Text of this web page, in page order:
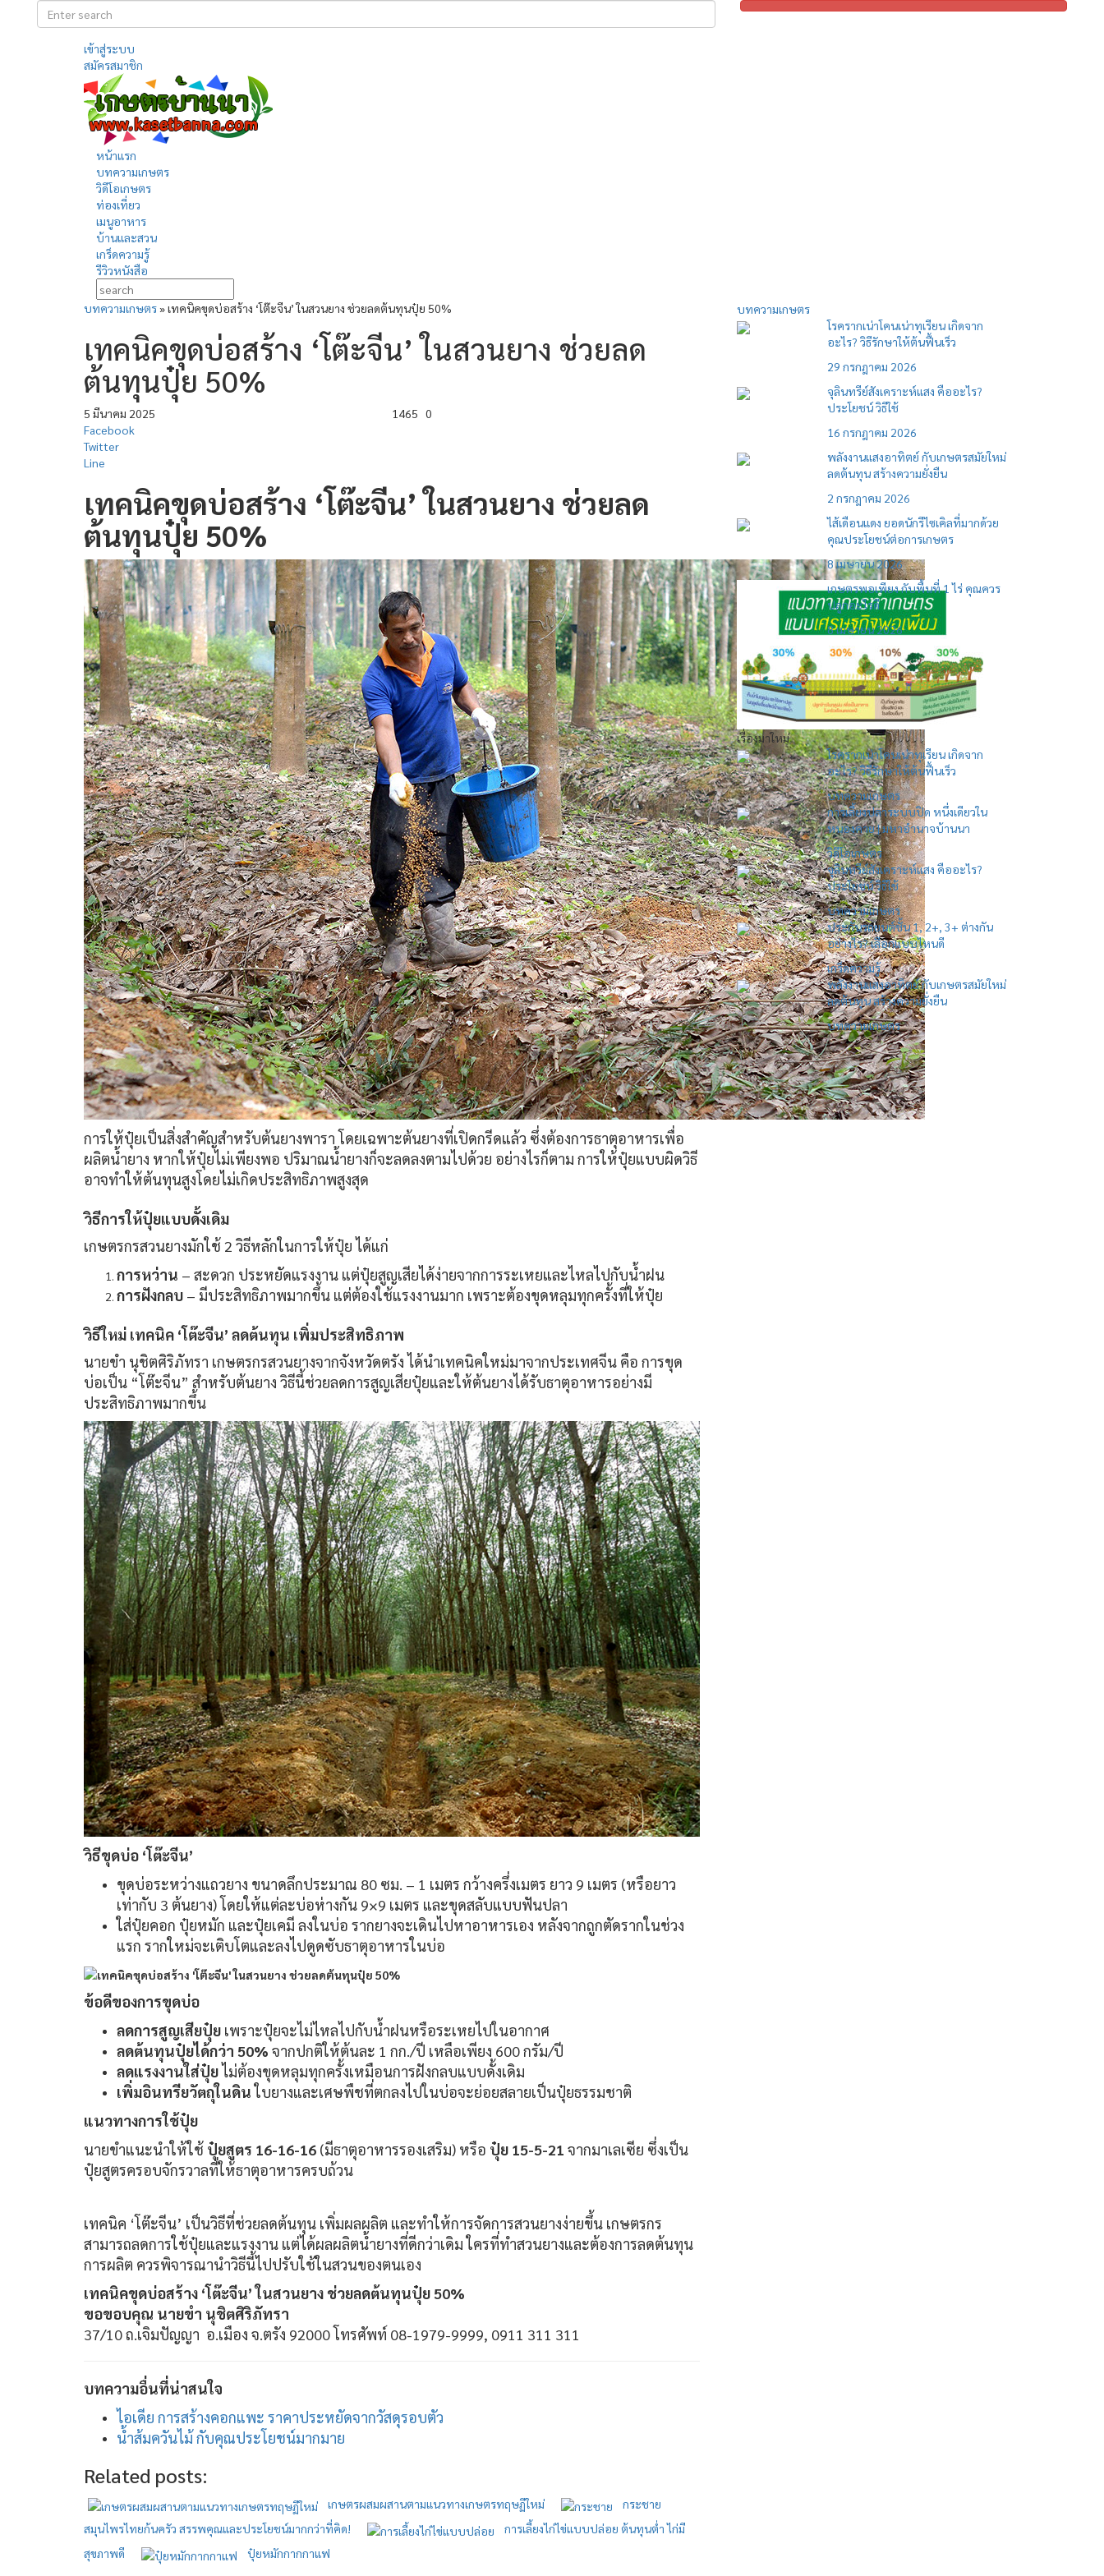
เข้าสู่ระบบ
สมัครสมาชิก
หน้าแรก
บทความเกษตร
วิดีโอเกษตร
ท่องเที่ยว
เมนูอาหาร
บ้านและสวน
เกร็ดความรู้
รีวิวหนังสือ
บทความเกษตร»เทคนิคขุดบ่อสร้าง ‘โต๊ะจีน’ ในสวนยาง ช่วยลดต้นทุนปุ๋ย 50%
เทคนิคขุดบ่อสร้าง ‘โต๊ะจีน’ ในสวนยาง ช่วยลด
ต้นทุนปุ๋ย 50%
5 มีนาคม 2025 1465 0
Facebook
Twitter
Line
เทคนิคขุดบ่อสร้าง ‘โต๊ะจีน’ในสวนยาง ช่วยลด
ต้นทุนปุ๋ย 50%
การให้ปุ๋ยเป็นสิ่งสำคัญสำหรับต้นยางพารา โดยเฉพาะต้นยางที่เปิดกรีดแล้ว ซึ่งต้องการธาตุอาหารเพื่อ
ผลิตน้ำยาง หากให้ปุ๋ยไม่เพียงพอ ปริมาณน้ำยางก็จะลดลงตามไปด้วย อย่างไรก็ตาม การให้ปุ๋ยแบบผิดวิธี
อาจทำให้ต้นทุนสูงโดยไม่เกิดประสิทธิภาพสูงสุด
วิธีการให้ปุ๋ยแบบดั้งเดิม
เกษตรกรสวนยางมักใช้ 2 วิธีหลักในการให้ปุ๋ย ได้แก่
การหว่าน – สะดวก ประหยัดแรงงาน แต่ปุ๋ยสูญเสียได้ง่ายจากการระเหยและไหลไปกับน้ำฝน
การฝังกลบ – มีประสิทธิภาพมากขึ้น แต่ต้องใช้แรงงานมาก เพราะต้องขุดหลุมทุกครั้งที่ให้ปุ๋ย
วิธีใหม่ เทคนิค ‘โต๊ะจีน’ ลดต้นทุน เพิ่มประสิทธิภาพ
นายขำ นุชิตศิริภัทรา เกษตรกรสวนยางจากจังหวัดตรัง ได้นำเทคนิคใหม่มาจากประเทศจีน คือ การขุด
บ่อเป็น “โต๊ะจีน” สำหรับต้นยาง วิธีนี้ช่วยลดการสูญเสียปุ๋ยและให้ต้นยางได้รับธาตุอาหารอย่างมี
ประสิทธิภาพมากขึ้น
วิธีขุดบ่อ ‘โต๊ะจีน’
ขุดบ่อระหว่างแถวยาง ขนาดลึกประมาณ 80 ซม. – 1 เมตร กว้างครึ่งเมตร ยาว 9 เมตร (หรือยาว
เท่ากับ 3 ต้นยาง) โดยให้แต่ละบ่อห่างกัน 9×9 เมตร และขุดสลับแบบฟันปลา
ใส่ปุ๋ยคอก ปุ๋ยหมัก และปุ๋ยเคมี ลงในบ่อ รากยางจะเดินไปหาอาหารเอง หลังจากถูกตัดรากในช่วง
แรก รากใหม่จะเติบโตและลงไปดูดซับธาตุอาหารในบ่อ
ข้อดีของการขุดบ่อ
ลดการสูญเสียปุ๋ย เพราะปุ๋ยจะไม่ไหลไปกับน้ำฝนหรือระเหยไปในอากาศ
ลดต้นทุนปุ๋ยได้กว่า 50% จากปกติให้ต้นละ 1 กก./ปี เหลือเพียง 600 กรัม/ปี
ลดแรงงานใส่ปุ๋ยไม่ต้องขุดหลุมทุกครั้งเหมือนการฝังกลบแบบดั้งเดิม
เพิ่มอินทรียวัตถุในดินใบยางและเศษพืชที่ตกลงไปในบ่อจะย่อยสลายเป็นปุ๋ยธรรมชาติ
แนวทางการใช้ปุ๋ย
นายขำแนะนำให้ใช้ ปุ๋ยสูตร 16-16-16 (มีธาตุอาหารรองเสริม) หรือ ปุ๋ย 15-5-21 จากมาเลเซีย ซึ่งเป็น
ปุ๋ยสูตรครอบจักรวาลที่ให้ธาตุอาหารครบถ้วน
เทคนิค ‘โต๊ะจีน’ เป็นวิธีที่ช่วยลดต้นทุน เพิ่มผลผลิต และทำให้การจัดการสวนยางง่ายขึ้น เกษตรกร
สามารถลดการใช้ปุ๋ยและแรงงาน แต่ได้ผลผลิตน้ำยางที่ดีกว่าเดิม ใครที่ทำสวนยางและต้องการลดต้นทุน
การผลิต ควรพิจารณานำวิธีนี้ไปปรับใช้ในสวนของตนเอง
เทคนิคขุดบ่อสร้าง ‘โต๊ะจีน’ ในสวนยาง ช่วยลดต้นทุนปุ๋ย 50%
ขอขอบคุณ นายขำ นุชิตศิริภัทรา
37/10 ถ.เจิมปัญญา อ.เมือง จ.ตรัง 92000 โทรศัพท์ 08-1979-9999, 0911 311 311
บทความอื่นที่น่าสนใจ
ไอเดีย การสร้างคอกแพะ ราคาประหยัดจากวัสดุรอบตัว
น้ำส้มควันไม้ กับคุณประโยชน์มากมาย
Related posts:
เกษตรผสมผสานตามแนวทางเกษตรทฤษฏีใหม่
กระชาย
สมุนไพรไทยก้นครัว สรรพคุณและประโยชน์มากกว่าที่คิด!
การเลี้ยงไก่ไข่แบบปล่อย ต้นทุนต่ำ ไก่มี
สุขภาพดี
ปุ๋ยหมักกากกาแฟ
บทความเกษตร
โรครากเน่าโคนเน่าทุเรียน เกิดจาก
อะไร? วิธีรักษาให้ต้นฟื้นเร็ว
29 กรกฎาคม 2026
จุลินทรีย์สังเคราะห์แสง คืออะไร?
ประโยชน์ วิธีใช้
16 กรกฎาคม 2026
พลังงานแสงอาทิตย์ กับเกษตรสมัยใหม่
ลดต้นทุน สร้างความยั่งยืน
2 กรกฎาคม 2026
ไส้เดือนแดง ยอดนักรีไซเคิลที่มากด้วย
คุณประโยชน์ต่อการเกษตร
8 เมษายน 2026
เกษตรพอเพียง กับพื้นที่ 1 ไร่ คุณควร
ปลูกอะไรดี
8 เมษายน 2026
เรื่องมาใหม่
โรครากเน่าโคนเน่าทุเรียน เกิดจาก
อะไร? วิธีรักษาให้ต้นฟื้นเร็ว
บทความเกษตร
การเลี้ยงปลาระบบปิด หนึ่งเดียวใน
หนองคาย | มหาอำนาจบ้านนา
วิดีโอเกษตร
จุลินทรีย์สังเคราะห์แสง คืออะไร?
ประโยชน์ วิธีใช้
บทความเกษตร
ประกันรถยนต์ชั้น 1, 2+, 3+ ต่างกัน
อย่างไร? เลือกแบบไหนดี
เกร็ดความรู้
พลังงานแสงอาทิตย์ กับเกษตรสมัยใหม่
ลดต้นทุน สร้างความยั่งยืน
บทความเกษตร